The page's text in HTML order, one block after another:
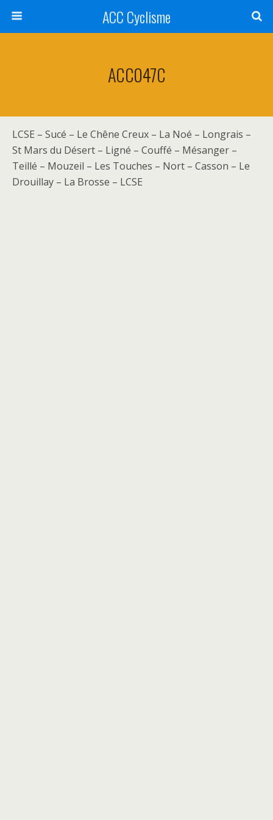
ACC Cyclisme
ACC047C
LCSE – Sucé – Le Chêne Creux – La Noé – Longrais –
St Mars du Désert – Ligné – Couffé – Mésanger –
Teillé – Mouzeil – Les Touches – Nort – Casson – Le
Drouillay – La Brosse – LCSE